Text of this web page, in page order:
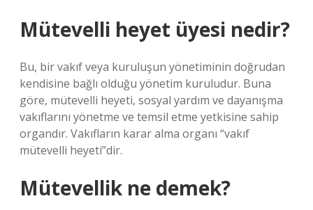
Mütevelli heyet üyesi nedir?
Bu, bir vakıf veya kuruluşun yönetiminin doğrudan
kendisine bağlı olduğu yönetim kuruludur. Buna
göre, mütevelli heyeti, sosyal yardım ve dayanışma
vakıflarını yönetme ve temsil etme yetkisine sahip
organdır. Vakıfların karar alma organı “vakıf
mütevelli heyeti”dir.
Mütevellik ne demek?